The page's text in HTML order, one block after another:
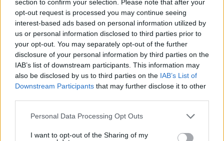
section to confirm your selection. Please note that after your
opt-out request is processed you may continue seeing
interest-based ads based on personal information utilized by
us or personal information disclosed to third parties prior to
your opt-out. You may separately opt-out of the further
disclosure of your personal information by third parties on the
IAB’s list of downstream participants. This information may
also be disclosed by us to third parties on the IAB’s List of
Downstream Participants that may further disclose it to other
Please note that this website/app uses one or more Google
not limited to your visit or usage behaviour. You may click to
Personal Data Processing Opt Outs
I want to opt-out of the Sharing of my
να μας πει τι γνώμη του! Α! Τώρα θυμήθηκε επίσης
ότι έχει και άλλα τρία παιδιά και μετακόμισε δίπλα
τους!
ΑΠΑΝΤΗΣΗ
Κωστ
06.02.2025, 18:47
ΑΠΑΝΤΗΣΗ